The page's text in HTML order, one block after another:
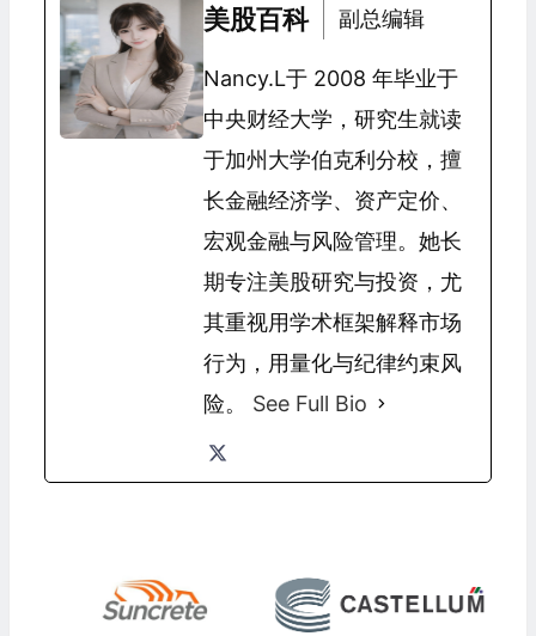
美股百科 副总编辑
Nancy.L于 2008 年毕业于
中央财经大学，研究生就读
于加州大学伯克利分校，擅
长金融经济学、资产定价、
宏观金融与风险管理。她长
期专注美股研究与投资，尤
其重视用学术框架解释市场
行为，用量化与纪律约束风
险。 See Full Bio